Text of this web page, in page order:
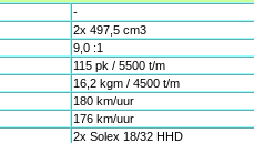
-
2x 497,5 cm3
9,0 :1
115 pk / 5500 t/m
16,2 kgm / 4500 t/m
180 km/uur
176 km/uur
2x Solex 18/32 HHD